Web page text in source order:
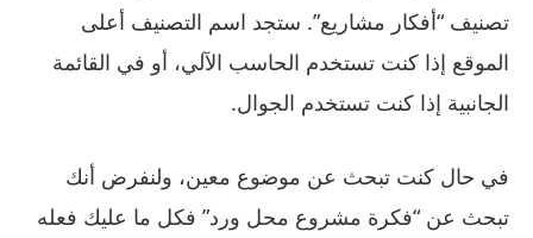
تصنيف “أفكار مشاريع”. ستجد اسم التصنيف أعلى
الموقع إذا كنت تستخدم الحاسب الآلي، أو في القائمة
الجانبية إذا كنت تستخدم الجوال.
في حال كنت تبحث عن موضوع معين، ولنفرض أنك
تبحث عن “فكرة مشروع محل ورد” فكل ما عليك فعله